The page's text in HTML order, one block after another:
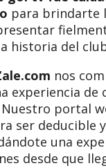
para brindarte
historia del
nos
experiencia de
Nuestro portal
ser deducible
una
desde que